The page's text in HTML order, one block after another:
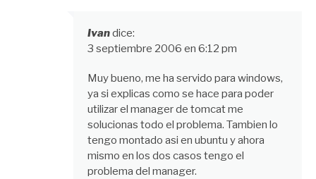
Ivandice:
3 septiembre 2006 en 6:12 pm
Muy bueno, me ha servido para windows,
ya si explicas como se hace para poder
utilizar el manager de tomcat me
solucionas todo el problema. Tambien lo
tengo montado asi en ubuntu y ahora
mismo en los dos casos tengo el
problema del manager.